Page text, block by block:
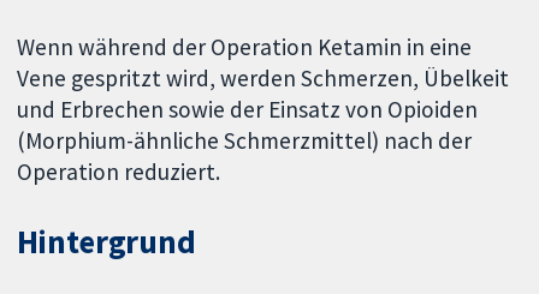
Wenn während der Operation Ketamin in eine
Vene gespritzt wird, werden Schmerzen, Übelkeit
und Erbrechen sowie der Einsatz von Opioiden
(Morphium-ähnliche Schmerzmittel) nach der
Operation reduziert.
Hintergrund